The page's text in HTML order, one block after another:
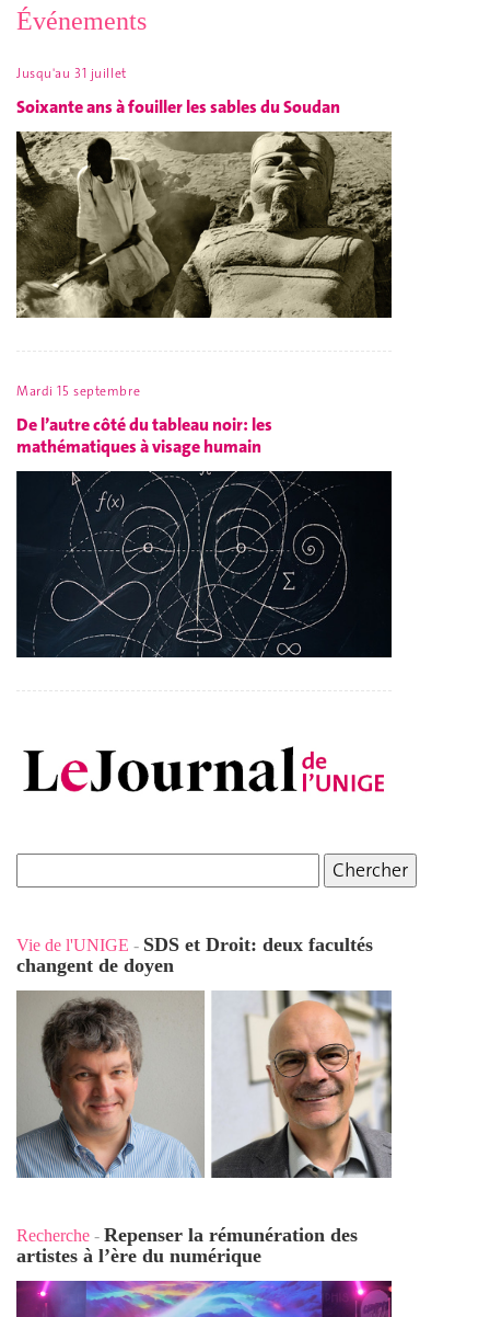
Événements
Jusqu'au 31 juillet
Soixante ans à fouiller les sables du Soudan
Mardi 15 septembre
De l’autre côté du tableau noir: les
mathématiques à visage humain
Vie de l'UNIGE - SDS et Droit: deux facultés
changent de doyen
Recherche - Repenser la rémunération des
artistes à l’ère du numérique